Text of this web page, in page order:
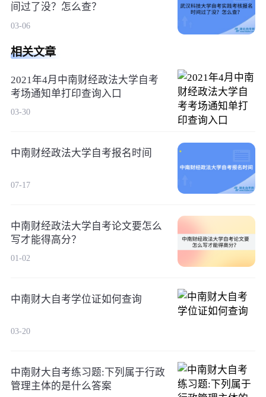
间过了没？怎么查？
03-06
相关文章
2021年4月中南财经政法大学自考
考场通知单打印查询入口
03-30
中南财经政法大学自考报名时间
07-17
中南财经政法大学自考论文要怎么
写才能得高分？
01-02
中南财大自考学位证如何查询
03-20
中南财大自考练习题:下列属于行政
管理主体的是什么答案